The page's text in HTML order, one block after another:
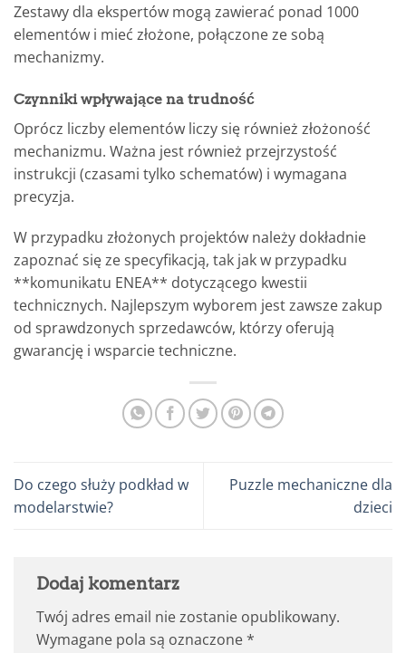
Zestawy dla ekspertów mogą zawierać ponad 1000
elementów i mieć złożone, połączone ze sobą
mechanizmy.
Czynniki wpływające na trudność
Oprócz liczby elementów liczy się również złożoność
mechanizmu. Ważna jest również przejrzystość
instrukcji (czasami tylko schematów) i wymagana
precyzja.
W przypadku złożonych projektów należy dokładnie
zapoznać się ze specyfikacją, tak jak w przypadku
**komunikatu ENEA** dotyczącego kwestii
technicznych. Najlepszym wyborem jest zawsze zakup
od sprawdzonych sprzedawców, którzy oferują
gwarancję i wsparcie techniczne.
Do czego służy podkład w
modelarstwie?
Puzzle mechaniczne dla
dzieci
Dodaj komentarz
Twój adres email nie zostanie opublikowany.
Wymagane pola są oznaczone *